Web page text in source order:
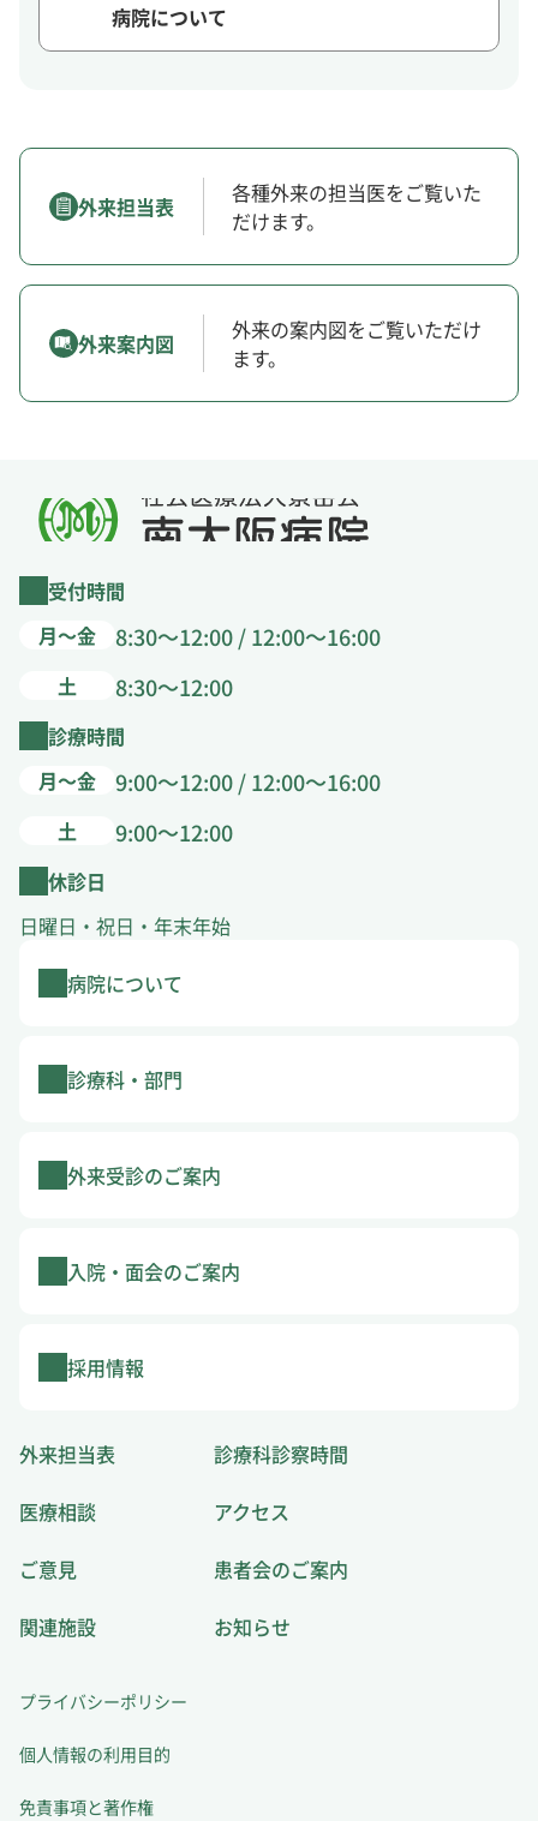
病院について
外来担当表
各種外来の担当医をご覧いた
だけます。
外来案内図
外来の案内図をご覧いただけ
ます。
受付時間
月～金
8:30～12:00 / 12:00～16:00
土 8:30～12:00
診療時間
月～金
9:00～12:00 / 12:00～16:00
土 9:00～12:00
休診日
日曜日・祝日・年末年始
病院について
診療科・部門
外来受診のご案内
入院・面会のご案内
採用情報
外来担当表
診療科診察時間
医療相談
アクセス
ご意見
患者会のご案内
関連施設
お知らせ
プライバシーポリシー
個人情報の利用目的
免責事項と著作権